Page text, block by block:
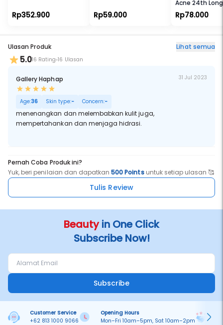
Rp352.900 Rp59.000
Acne 24th
Foundation
Rp78.000
Ulasan Produk Lihat semua
5.016 Rating 16 Ulasan
Gallery Haphap 31 Jul 2023
Age:36 Skin type:- Concern:-
menenangkan dan melembabkan kulit juga,
mempertahankan dan menjaga hidrasi.
Pernah Coba Produk ini?
Yuk, beri penilaian dan dapatkan500 Pointsuntuk setiap ulasan 🥰
Tulis Review
Beautyin One Click
Subscribe Now!
Subscribe
Customer Service
+62 813 1000 9066
Opening Hours
Mon–Fri 10am–5pm, Sat 10am–2pm